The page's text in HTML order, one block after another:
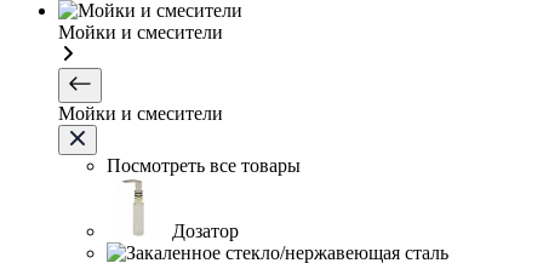
Мойки и смесители
Мойки и смесители
Посмотреть все товары
Дозатор